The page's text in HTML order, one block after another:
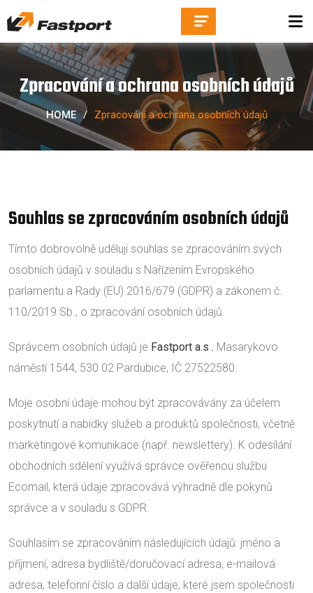
Zpracování a ochrana osobních údajů
HOME / Zpracování a ochrana osobních údajů
Souhlas se zpracováním osobních údajů
Tímto dobrovolně uděluji souhlas se zpracováním svých
osobních údajů v souladu s Nařízením Evropského
parlamentu a Rady (EU) 2016/679 (GDPR) a zákonem č.
110/2019 Sb., o zpracování osobních údajů.
Správcem osobních údajů je Fastport a.s., Masarykovo
náměstí 1544, 530 02 Pardubice, IČ 27522580.
Moje osobní údaje mohou být zpracovávány za účelem
poskytnutí a nabídky služeb a produktů společnosti, včetně
marketingové komunikace (např. newslettery). K odesílání
obchodních sdělení využívá správce ověřenou službu
Ecomail, která údaje zpracovává výhradně dle pokynů
správce a v souladu s GDPR.
Souhlasím se zpracováním následujících údajů: jméno a
příjmení, adresa bydliště/doručovací adresa, e-mailová
adresa, telefonní číslo a další údaje, které jsem společnosti